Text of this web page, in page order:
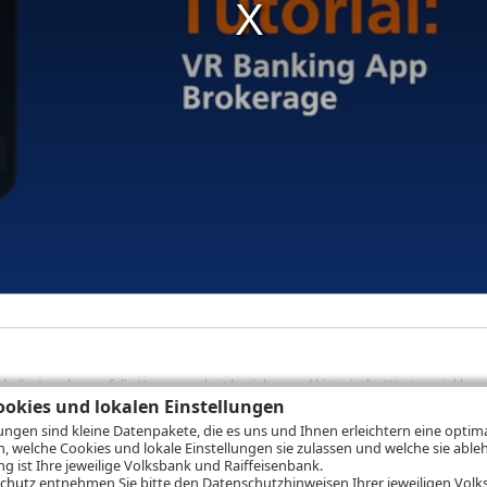
und lokalen Einstellungen
sind kleine Datenpakete, die es uns und Ihnen erleichtern eine
welche Cookies und lokale Einstellungen sie zulassen und welche sie
ist Ihre jeweilige Volksbank und Raiffeisenbank.
entnehmen Sie bitte den Datenschutzhinweisen Ihrer jeweiligen
die Angaben auf die Vergangenheit beziehen und historische
handelt es sich stets um Bruttowertangaben. Bei
die beim Erwerb von Wertpapieren in der Regel anfallen, nicht berücksichtigt.
können Sie auf den einzelnen Wertpapierseiten Ihre individuell
sämtlicher Transaktionskosten und etwaigen Depotgebühren ergibt,
steigen oder fallen.